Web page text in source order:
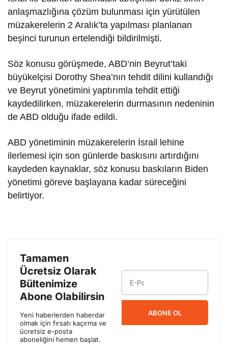
anlaşmazlığına çözüm bulunması için yürütülen
müzakerelerin 2 Aralık’ta yapılması planlanan
beşinci turunun ertelendiği bildirilmişti.
Söz konusu görüşmede, ABD’nin Beyrut’taki
büyükelçisi Dorothy Shea’nın tehdit dilini kullandığı
ve Beyrut yönetimini yaptırımla tehdit ettiği
kaydedilirken, müzakerelerin durmasının nedeninin
de ABD olduğu ifade edildi.
ABD yönetiminin müzakerelerin İsrail lehine
ilerlemesi için son günlerde baskısını artırdığını
kaydeden kaynaklar, söz konusu baskıların Biden
yönetimi göreve başlayana kadar süreceğini
belirtiyor.
Tamamen
Ücretsiz Olarak
Bültenimize
Abone Olabilirsin
Yeni haberlerden haberdar
olmak için fırsatı kaçırma ve
ücretsiz e-posta
aboneliğini hemen başlat.
ABONE OL